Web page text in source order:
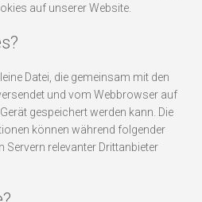
auf unserer Website.
Datei, die gemeinsam mit den
und vom Webbrowser auf
gespeichert werden kann. Die
können während folgender
Servern relevanter Drittanbieter